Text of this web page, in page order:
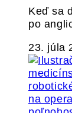
Keď sa
po
23. júla